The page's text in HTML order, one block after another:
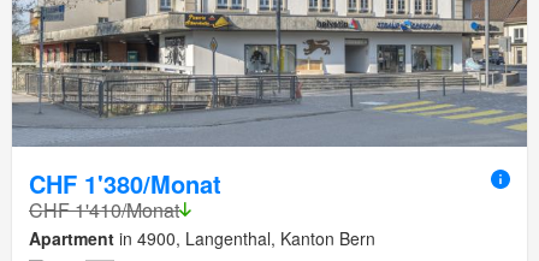
CHF 1'380/Monat
CHF 1'410/Monat
Apartment in 4900, Langenthal, Kanton Bern